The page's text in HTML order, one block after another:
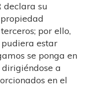
declara su
por ello,
estar
se ponga en
a
en el